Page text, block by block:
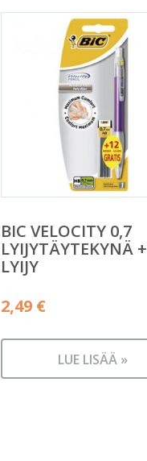
BIC VELOCITY 0,7
LYIJYTÄYTEKYNÄ +
LYIJY
2,49 €
LUE LISÄÄ »